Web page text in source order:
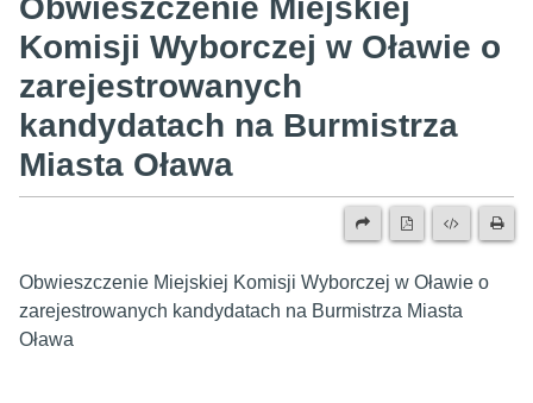
Obwieszczenie Miejskiej
Komisji Wyborczej w Oławie o
zarejestrowanych
kandydatach na Burmistrza
Miasta Oława
Obwieszczenie Miejskiej Komisji Wyborczej w Oławie o
zarejestrowanych kandydatach na Burmistrza Miasta
Oława